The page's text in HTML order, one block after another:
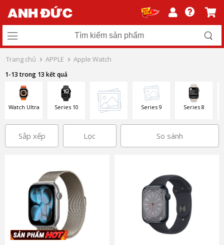
Trang chủ APPLE Apple Watch
1-13 trong 13 kết quả
Watch Ultra Series 10 Series 9 Series 8
Sắp xếp Lọc So sánh